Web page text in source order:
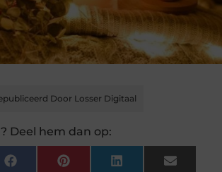
Door Losser Digitaal
Deel hem dan op:
FacebookPinterest LinkedIn Email